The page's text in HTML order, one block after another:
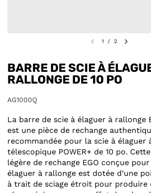
1 / 2
BARRE DE SCIE À
RALLONGE DE 10 PO
AG1000Q
La barre de scie à élaguer à rallonge
est une pièce de rechange
recommandée pour la scie à élaguer
télescopique POWER+ de 10 po.
légère de rechange EGO conçue
élaguer à rallonge est dotée d’une
à trait de sciage étroit pour produire